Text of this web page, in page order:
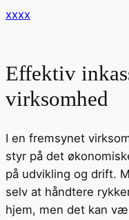
xxxx
Effektiv
virksomhed
I en fremsynet
styr på det
på udvikling og drift.
selv at håndtere
hjem, men det kan